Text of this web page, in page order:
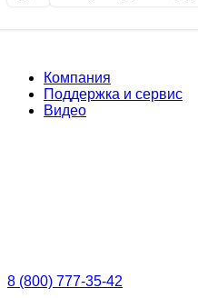
Компания
Поддержка и сервис
Видео
8 (800) 777-35-42